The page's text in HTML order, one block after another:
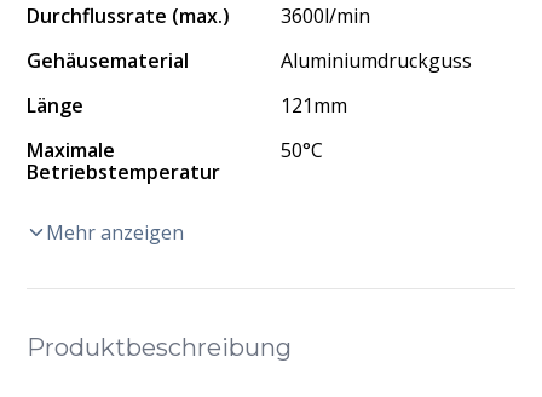
Durchflussrate (max.)
3600l/min
Gehäusematerial
Aluminiumdruckguss
Länge
121mm
Maximale
Betriebstemperatur
50°C
Mehr anzeigen
Produktbeschreibung